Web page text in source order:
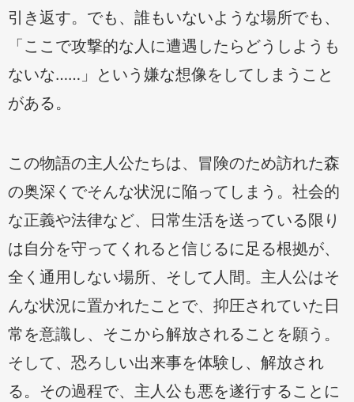
引き返す。でも、誰もいないような場所でも、
「ここで攻撃的な人に遭遇したらどうしようも
ないな……」という嫌な想像をしてしまうこと
がある。
この物語の主人公たちは、冒険のため訪れた森
の奥深くでそんな状況に陥ってしまう。社会的
な正義や法律など、日常生活を送っている限り
は自分を守ってくれると信じるに足る根拠が、
全く通用しない場所、そして人間。主人公はそ
んな状況に置かれたことで、抑圧されていた日
常を意識し、そこから解放されることを願う。
そして、恐ろしい出来事を体験し、解放され
る。その過程で、主人公も悪を遂行することに